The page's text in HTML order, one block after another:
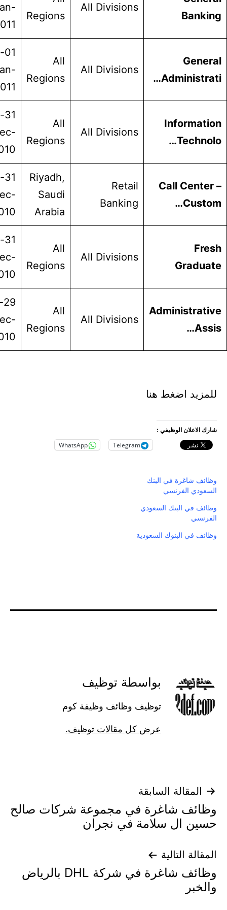
All Divisions
Regions
2011
All Divisions
Regions
2011
All Divisions
Regions
2010
Call
Retail
Banking
Riyadh,
Arabia
31-
Dec-
2010
All Divisions
Regions
2010
All Divisions
Regions
2010
اضغط هنا
الوظيفي :
Telegram
WhatsApp
شاغرة في البنك
الفرنسي
في البنك السعودي
في البنوك السعودية
بواسطة توظيف
توظيف وظائف وظيفة كوم
عرض كل مقالات توظيف.
السابقة
شاغرة في مجموعة شركات صالح
ال سلامة في نجران
التالية
وظائف شاغرة في شركة DHL بالرياض